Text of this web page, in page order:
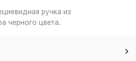
ручка из
черного цвета.